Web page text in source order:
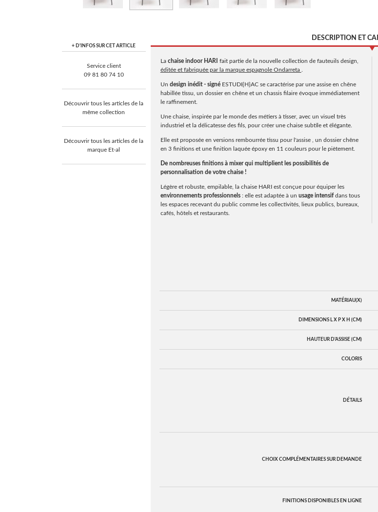
+ D'INFOS SUR CET ARTICLE
Service client
09 81 80 74 10
Découvrir tous les articles de la
même collection
Découvrir tous les articles de la
marque Et-al
DESCRIPTION ET
La chaise indoor HARI fait partie de la nouvelle collection de fauteuils design,
éditée et fabriquée par la marque espagnole Ondarreta
Un design inédit - signéESTUDI{H}AC se caractérise par une assise en chêne
habillée tissu, un dossier en chêne et un chassis filaire évoque immédiatement
le raffinement.
Une chaise, inspirée par le monde des métiers à tisser, avec un visuel très
industriel et la délicatesse des fils, pour créer une chaise subtile et élégante.
Elle est proposée en versions rembourrée tissu pour l'assise , un dossier chêne
en 3 finitions et une finition laquée époxy en 11 couleurs pour le piètement.
De nombreuses finitions à mixer qui multiplient les possibilités de
personnalisation de votre chaise !
Légère et robuste, empilable, la chaise HARI est conçue pour équiper les
environnements professionnels: elle est adaptée à un usage intensifdans tous
les espaces recevant du public comme les collectivités, lieux publics, bureaux,
cafés, hôtels et restaurants.
MATÉRIAU(X)
DIMENSIONS L X P X H (CM)
HAUTEUR D'ASSISE (CM)
COLORIS
DÉTAILS
CHOIX COMPLÉMENTAIRES SUR DEMANDE
FINITIONS DISPONIBLES EN LIGNE